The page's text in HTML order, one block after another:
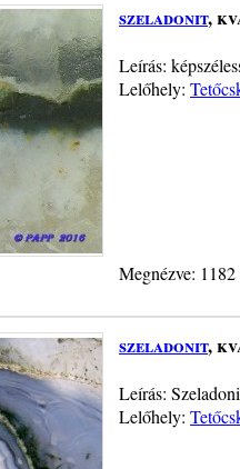
szeladonit,
Leírás:
Lelőhely:
Megnézve:
szeladonit,
Leírás:
Lelőhely: